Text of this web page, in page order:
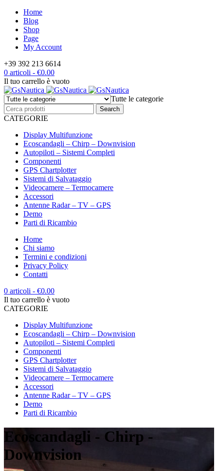
Home
Blog
Shop
Page
My Account
+39 392 213 6614
0 articoli - €0.00
Il tuo carrello è vuoto
Tutte le categorie
CATEGORIE
Display Multifunzione
Ecoscandagli – Chirp – Downvision
Autopiloti – Sistemi Completi
Componenti
GPS Chartplotter
Sistemi di Salvataggio
Videocamere – Termocamere
Accessori
Antenne Radar – TV – GPS
Demo
Parti di Ricambio
Home
Chi siamo
Termini e condizioni
Privacy Policy
Contatti
0 articoli - €0.00
Il tuo carrello è vuoto
CATEGORIE
Display Multifunzione
Ecoscandagli – Chirp – Downvision
Autopiloti – Sistemi Completi
Componenti
GPS Chartplotter
Sistemi di Salvataggio
Videocamere – Termocamere
Accessori
Antenne Radar – TV – GPS
Demo
Parti di Ricambio
Ecoscandagli - Chirp -
Downvision